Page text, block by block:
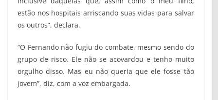
estão nos hospitais arriscando suas vidas para salvar
os outros”, declara.
“O Fernando não fugiu do combate, mesmo sendo do
grupo de risco. Ele não se acovardou e tenho muito
orgulho disso. Mas eu não queria que ele fosse tão
jovem”, diz, com a voz embargada.